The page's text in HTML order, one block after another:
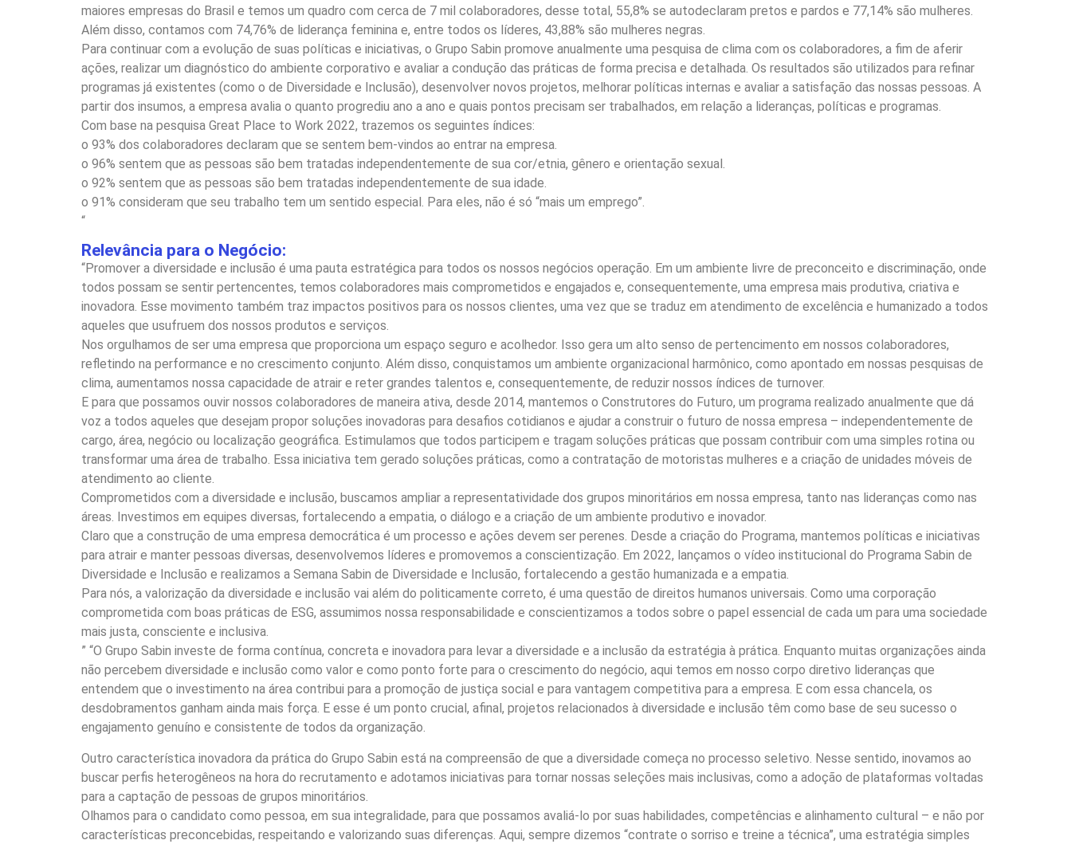
maiores empresas do Brasil e temos um quadro com cerca de 7 mil colaboradores, desse total, 55,8% se autodeclaram pretos e pardos e 77,14% são mulheres.
Além disso, contamos com 74,76% de liderança feminina e, entre todos os líderes, 43,88% são mulheres negras.
Para continuar com a evolução de suas políticas e iniciativas, o Grupo Sabin promove anualmente uma pesquisa de clima com os colaboradores, a fim de aferir
ações, realizar um diagnóstico do ambiente corporativo e avaliar a condução das práticas de forma precisa e detalhada. Os resultados são utilizados para refinar
programas já existentes (como o de Diversidade e Inclusão), desenvolver novos projetos, melhorar políticas internas e avaliar a satisfação das nossas pessoas. A
partir dos insumos, a empresa avalia o quanto progrediu ano a ano e quais pontos precisam ser trabalhados, em relação a lideranças, políticas e programas.
Com base na pesquisa Great Place to Work 2022, trazemos os seguintes índices:
o 93% dos colaboradores declaram que se sentem bem-vindos ao entrar na empresa.
o 96% sentem que as pessoas são bem tratadas independentemente de sua cor/etnia, gênero e orientação sexual.
o 92% sentem que as pessoas são bem tratadas independentemente de sua idade.
o 91% consideram que seu trabalho tem um sentido especial. Para eles, não é só “mais um emprego”.
“
Relevância para o Negócio:
“Promover a diversidade e inclusão é uma pauta estratégica para todos os nossos negócios operação. Em um ambiente livre de preconceito e discriminação, onde
todos possam se sentir pertencentes, temos colaboradores mais comprometidos e engajados e, consequentemente, uma empresa mais produtiva, criativa e
inovadora. Esse movimento também traz impactos positivos para os nossos clientes, uma vez que se traduz em atendimento de excelência e humanizado a todos
aqueles que usufruem dos nossos produtos e serviços.
Nos orgulhamos de ser uma empresa que proporciona um espaço seguro e acolhedor. Isso gera um alto senso de pertencimento em nossos colaboradores,
refletindo na performance e no crescimento conjunto. Além disso, conquistamos um ambiente organizacional harmônico, como apontado em nossas pesquisas de
clima, aumentamos nossa capacidade de atrair e reter grandes talentos e, consequentemente, de reduzir nossos índices de turnover.
E para que possamos ouvir nossos colaboradores de maneira ativa, desde 2014, mantemos o Construtores do Futuro, um programa realizado anualmente que dá
voz a todos aqueles que desejam propor soluções inovadoras para desafios cotidianos e ajudar a construir o futuro de nossa empresa – independentemente de
cargo, área, negócio ou localização geográfica. Estimulamos que todos participem e tragam soluções práticas que possam contribuir com uma simples rotina ou
transformar uma área de trabalho. Essa iniciativa tem gerado soluções práticas, como a contratação de motoristas mulheres e a criação de unidades móveis de
atendimento ao cliente.
Comprometidos com a diversidade e inclusão, buscamos ampliar a representatividade dos grupos minoritários em nossa empresa, tanto nas lideranças como nas
áreas. Investimos em equipes diversas, fortalecendo a empatia, o diálogo e a criação de um ambiente produtivo e inovador.
Claro que a construção de uma empresa democrática é um processo e ações devem ser perenes. Desde a criação do Programa, mantemos políticas e iniciativas
para atrair e manter pessoas diversas, desenvolvemos líderes e promovemos a conscientização. Em 2022, lançamos o vídeo institucional do Programa Sabin de
Diversidade e Inclusão e realizamos a Semana Sabin de Diversidade e Inclusão, fortalecendo a gestão humanizada e a empatia.
Para nós, a valorização da diversidade e inclusão vai além do politicamente correto, é uma questão de direitos humanos universais. Como uma corporação
comprometida com boas práticas de ESG, assumimos nossa responsabilidade e conscientizamos a todos sobre o papel essencial de cada um para uma sociedade
mais justa, consciente e inclusiva.
” “O Grupo Sabin investe de forma contínua, concreta e inovadora para levar a diversidade e a inclusão da estratégia à prática. Enquanto muitas organizações ainda
não percebem diversidade e inclusão como valor e como ponto forte para o crescimento do negócio, aqui temos em nosso corpo diretivo lideranças que
entendem que o investimento na área contribui para a promoção de justiça social e para vantagem competitiva para a empresa. E com essa chancela, os
desdobramentos ganham ainda mais força. E esse é um ponto crucial, afinal, projetos relacionados à diversidade e inclusão têm como base de seu sucesso o
engajamento genuíno e consistente de todos da organização.
Outro característica inovadora da prática do Grupo Sabin está na compreensão de que a diversidade começa no processo seletivo. Nesse sentido, inovamos ao
buscar perfis heterogêneos na hora do recrutamento e adotamos iniciativas para tornar nossas seleções mais inclusivas, como a adoção de plataformas voltadas
para a captação de pessoas de grupos minoritários.
Olhamos para o candidato como pessoa, em sua integralidade, para que possamos avaliá-lo por suas habilidades, competências e alinhamento cultural – e não por
características preconcebidas, respeitando e valorizando suas diferenças. Aqui, sempre dizemos “contrate o sorriso e treine a técnica”, uma estratégia simples